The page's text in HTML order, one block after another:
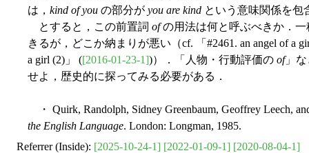
は， kind of you の部分が you are kind という意味関係を包
とすると，この前置詞 ofの用法は何と呼ぶべきか．一
きるが，どこか納まりが悪い（cf. 「#2461. an angel of a
a girl (2)」 ([2016-01-23-1])）．「人物・行動評価の of」
せよ，歴史的に探ってみる必要がある．
・ Quirk, Randolph, Sidney Greenbaum, Geoffrey Leech,
the English Language. London: Longman, 1985.
Referrer (Inside): [2025-10-24-1] [2022-01-09-1] [2020-08-04-1]